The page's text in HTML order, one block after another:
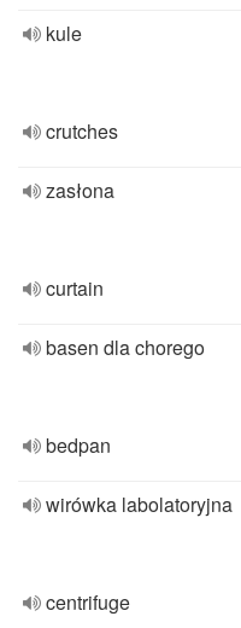
kule
crutches
zasłona
curtain
basen dla chorego
bedpan
wirówka labolatoryjna
centrifuge